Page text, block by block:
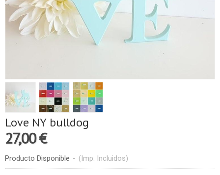
Love NY bulldog
27,00 €
Producto Disponible - (Imp. Incluidos)